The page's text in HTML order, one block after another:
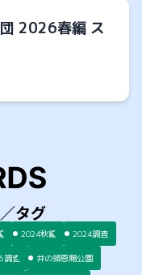
2026春編 ス
2024秋編 2024調査
調査 井の頭恩賜公園